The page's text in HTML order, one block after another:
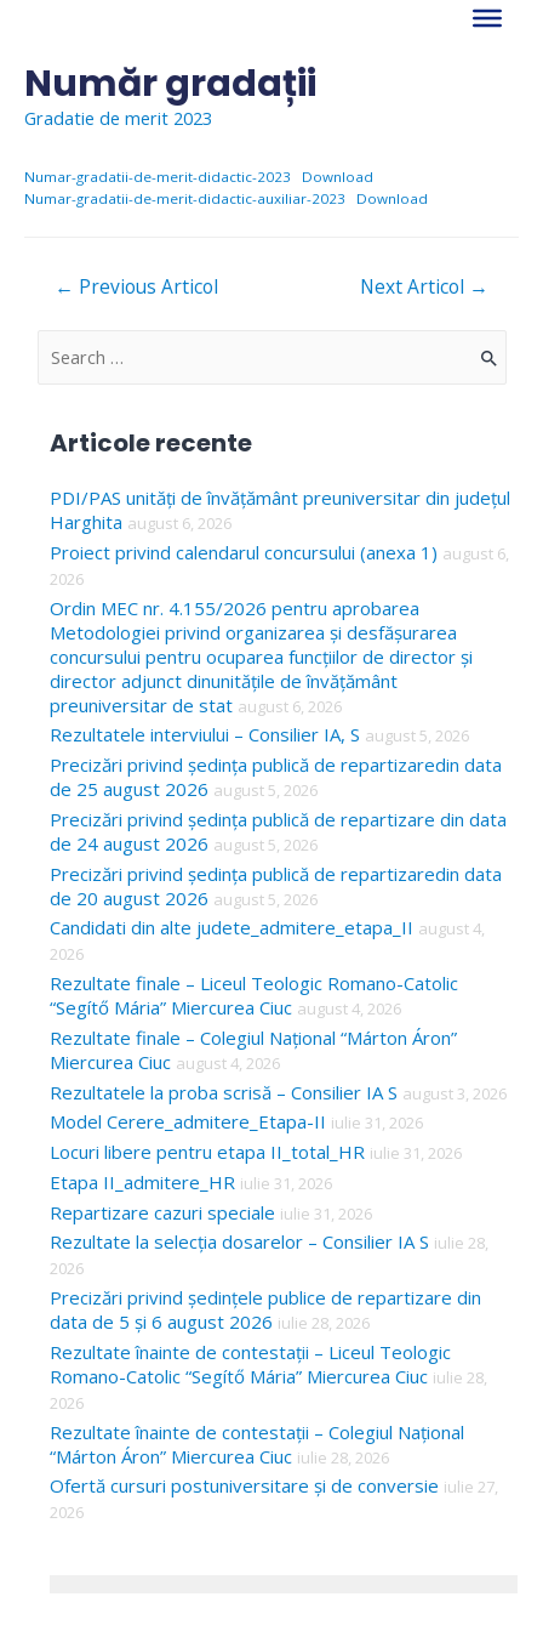
contentNumăr gradații
Gradatie de merit 2023
Numar-gradatii-de-merit-didactic-2023
Download
Numar-gradatii-de-merit-didactic-auxiliar-2023
Download
Navigare
← Previous Articol Next Articol →
S
c
h
f
o
r
Articole recente
PDI/PAS unități de învățământ preuniversitar din județul
Harghita august 6, 2026
Proiect privind calendarul concursului (anexa 1) august 6,
2026
Ordin MEC nr. 4.155/2026 pentru aprobarea
Metodologiei privind organizarea și desfășurarea
concursului pentru ocuparea funcțiilor de director și
director adjunct dinunitățile de învățământ
preuniversitar de stat august 6, 2026
Rezultatele interviului – Consilier IA, S august 5, 2026
Precizări privind ședința publică de repartizaredin data
de 25 august 2026 august 5, 2026
Precizări privind ședința publică de repartizare din data
de 24 august 2026 august 5, 2026
Precizări privind ședința publică de repartizaredin data
de 20 august 2026 august 5, 2026
Candidati din alte judete_admitere_etapa_II august 4,
2026
Rezultate finale – Liceul Teologic Romano-Catolic
“Segítő Mária” Miercurea Ciuc august 4, 2026
Rezultate finale – Colegiul Național “Márton Áron”
Miercurea Ciuc august 4, 2026
Rezultatele la proba scrisă – Consilier IA S august 3, 2026
Model Cerere_admitere_Etapa-II iulie 31, 2026
Locuri libere pentru etapa II_total_HR iulie 31, 2026
Etapa II_admitere_HR iulie 31, 2026
Repartizare cazuri speciale iulie 31, 2026
Rezultate la selecția dosarelor – Consilier IA S iulie 28,
2026
Precizări privind ședințele publice de repartizare din
data de 5 și 6 august 2026 iulie 28, 2026
Rezultate înainte de contestații – Liceul Teologic
Romano-Catolic “Segítő Mária” Miercurea Ciuc iulie 28,
2026
Rezultate înainte de contestații – Colegiul Național
“Márton Áron” Miercurea Ciuc iulie 28, 2026
Ofertă cursuri postuniversitare și de conversie iulie 27,
2026